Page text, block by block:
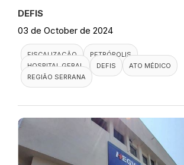
DEFIS
03 de October de 2024
FISCALIZAÇÃO
PETRÓPOLIS
HOSPITAL GERAL
DEFIS
ATO MÉDICO
REGIÃO SERRANA